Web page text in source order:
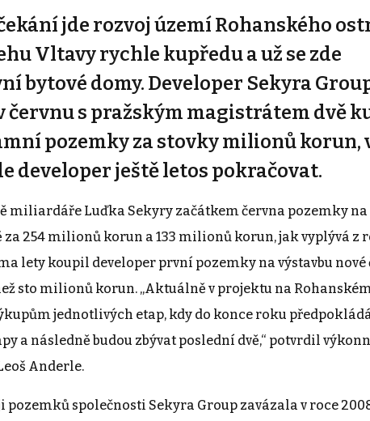
jde rozvoj území Rohanského
Vltavy rychle kupředu a už se zde
bytové domy. Developer Sekyra
červnu s pražským magistrátem dvě
pozemky za stovky milionů korun,
developer ještě letos pokračovat.
miliardáře Luďka Sekyry začátkem června pozemky na
za 254 milionů korun a 133 milionů korun, jak vyplývá z
lety koupil developer první pozemky na výstavbu nové
sto milionů korun. „Aktuálně v projektu na
jednotlivých etap, kdy do konce roku
a následně budou zbývat poslední dvě,“ potvrdil
Anderle.
pozemků společnosti Sekyra Group zavázala v roce